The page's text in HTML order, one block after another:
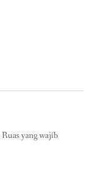
Ruas yang wajib